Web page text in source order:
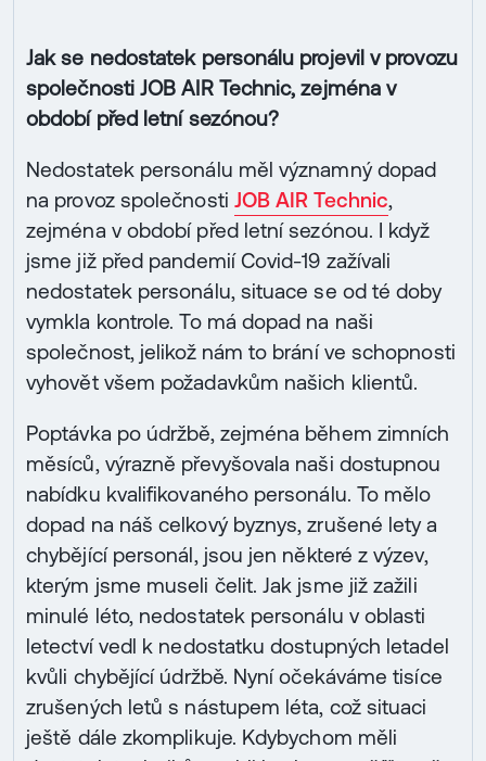
Jak se nedostatek personálu projevil v provozu
společnosti JOB AIR Technic, zejména v
období před letní sezónou?
Nedostatek personálu měl významný dopad
na provoz společnosti JOB AIR Technic,
zejména v období před letní sezónou. I když
jsme již před pandemií Covid-19 zažívali
nedostatek personálu, situace se od té doby
vymkla kontrole. To má dopad na naši
společnost, jelikož nám to brání ve schopnosti
vyhovět všem požadavkům našich klientů.
Poptávka po údržbě, zejména během zimních
měsíců, výrazně převyšovala naši dostupnou
nabídku kvalifikovaného personálu. To mělo
dopad na náš celkový byznys, zrušené lety a
chybějící personál, jsou jen některé z výzev,
kterým jsme museli čelit. Jak jsme již zažili
minulé léto, nedostatek personálu v oblasti
letectví vedl k nedostatku dostupných letadel
kvůli chybějící údržbě. Nyní očekáváme tisíce
zrušených letů s nástupem léta, což situaci
ještě dále zkomplikuje. Kdybychom měli